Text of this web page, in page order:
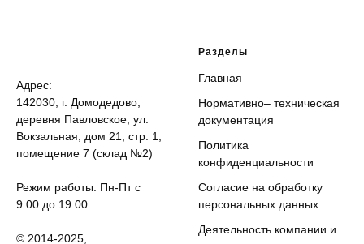
Адрес:
142030, г. Домодедово,
деревня Павловское, ул.
Вокзальная, дом 21, стр. 1,
помещение 7 (склад №2)
Режим работы: Пн-Пт с
9:00 до 19:00
© 2014-2025,
Разделы
Главная
Нормативно– техническая
документация
Политика
конфиденциальности
Согласие на обработку
персональных данных
Деятельность компании и